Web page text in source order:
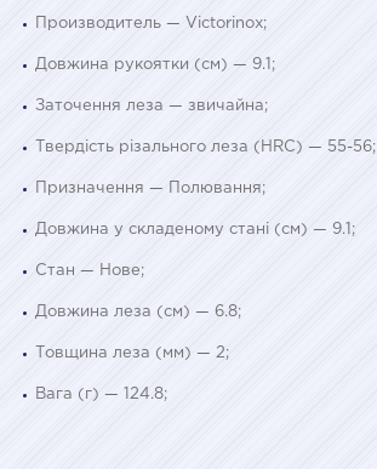
Производитель — Victorinox;
Довжина рукоятки (см) — 9.1;
Заточення леза — звичайна;
Твердість різального леза (HRC) — 55-56;
Призначення — Полювання;
Довжина у складеному стані (см) — 9.1;
Стан — Нове;
Довжина леза (см) — 6.8;
Товщина леза (мм) — 2;
Вага (г) — 124.8;